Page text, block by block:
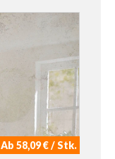
Ab 58,09 € / Stk.